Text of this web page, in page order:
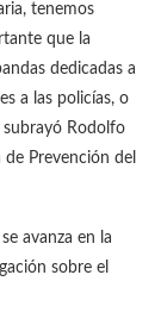
tenemos
que la
dedicadas a
a las policías, o
subrayó Rodolfo
Prevención del
avanza en la
sobre el